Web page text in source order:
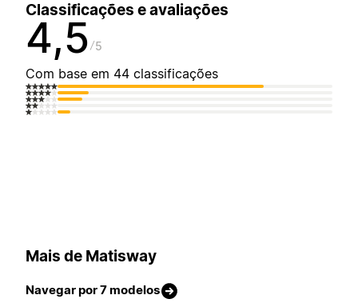
Classificações e avaliações
4,5 5
Com base em 44 classificações
Mais de Matisway
Navegar por 7 modelos